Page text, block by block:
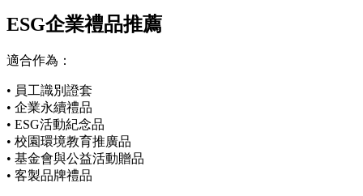
ESG企業禮品推薦
適合作為：
• 員工識別證套
• 企業永續禮品
• ESG活動紀念品
• 校園環境教育推廣品
• 基金會與公益活動贈品
• 客製品牌禮品